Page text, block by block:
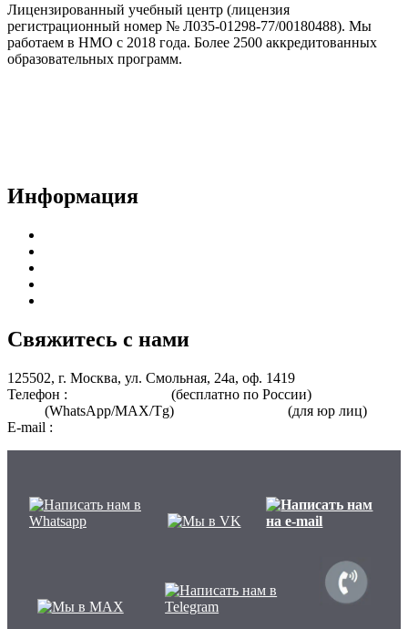
Лицензированный учебный центр (лицензия
регистрационный номер № Л035-01298-77/00180488). Мы
работаем в НМО с 2018 года. Более 2500 аккредитованных
образовательных программ.
Информация
Свяжитесь с нами
125502, г. Москва, ул. Смольная, 24а, оф. 1419
Телефон :
(бесплатно по России)
(WhatsApp/MAX/Tg)
(для юр лиц)
E-mail :